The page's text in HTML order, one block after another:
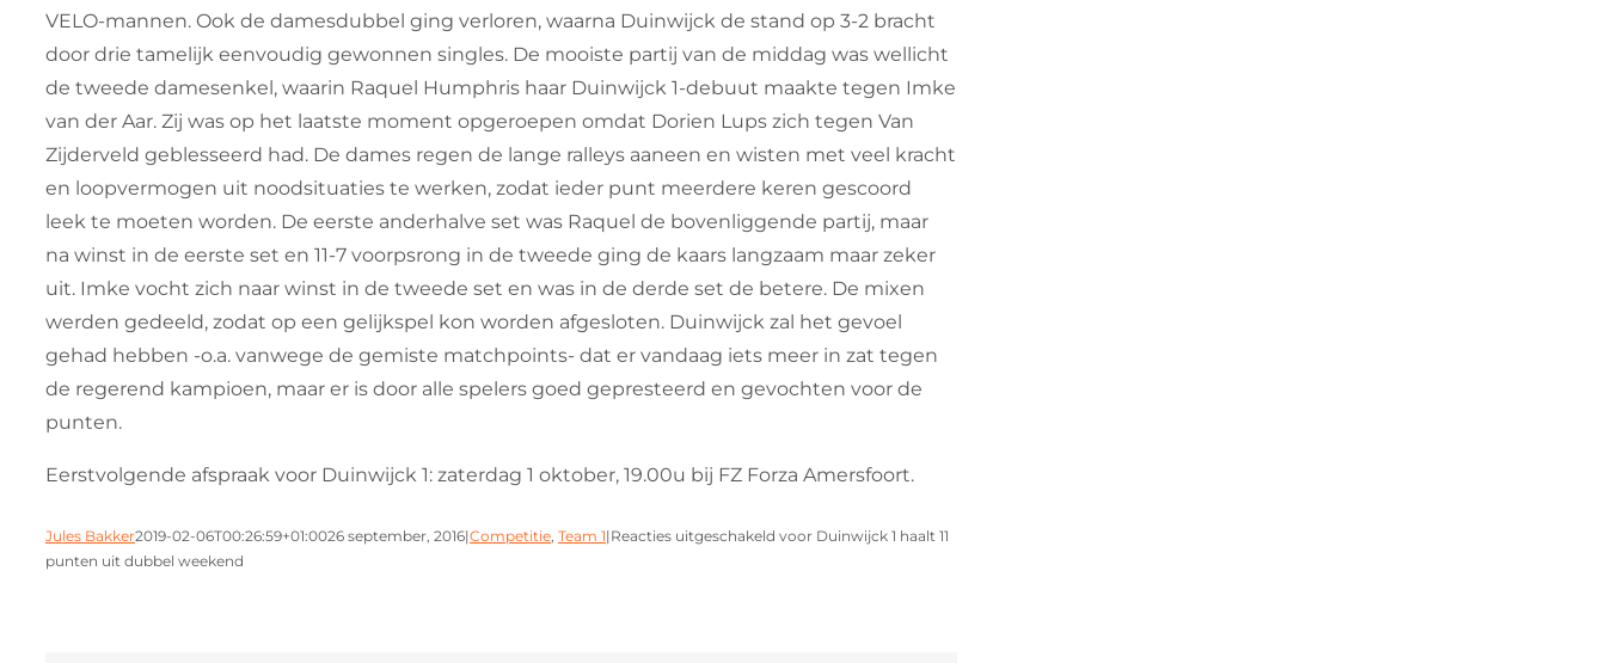
VELO-mannen. Ook de damesdubbel ging verloren, waarna Duinwijck de stand op 3-2 bracht
door drie tamelijk eenvoudig gewonnen singles. De mooiste partij van de middag was wellicht
de tweede damesenkel, waarin Raquel Humphris haar Duinwijck 1-debuut maakte tegen Imke
van der Aar. Zij was op het laatste moment opgeroepen omdat Dorien Lups zich tegen Van
Zijderveld geblesseerd had. De dames regen de lange ralleys aaneen en wisten met veel kracht
en loopvermogen uit noodsituaties te werken, zodat ieder punt meerdere keren gescoord
leek te moeten worden. De eerste anderhalve set was Raquel de bovenliggende partij, maar
na winst in de eerste set en 11-7 voorpsrong in de tweede ging de kaars langzaam maar zeker
uit. Imke vocht zich naar winst in de tweede set en was in de derde set de betere. De mixen
werden gedeeld, zodat op een gelijkspel kon worden afgesloten. Duinwijck zal het gevoel
gehad hebben -o.a. vanwege de gemiste matchpoints- dat er vandaag iets meer in zat tegen
de regerend kampioen, maar er is door alle spelers goed gepresteerd en gevochten voor de
punten.
Eerstvolgende afspraak voor Duinwijck 1: zaterdag 1 oktober, 19.00u bij FZ Forza Amersfoort.
Jules Bakker2019-02-06T00:26:59+01:0026 september, 2016|Competitie, Team 1|Reacties uitgeschakeld voor Duinwijck 1 haalt 11
punten uit dubbel weekend